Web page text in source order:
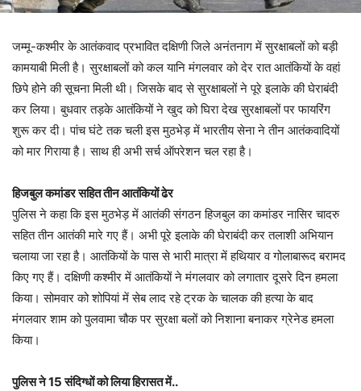
जम्मू-कश्मीर के आतंकवाद प्रभावित दक्षिणी जिले अनंतनाग में सुरक्षाबलों को बड़ी
कामयाबी मिली है। सुरक्षाबलों को कल यानि मंगलवार को देर रात आतंकियों के वहां
छिपे होने की सूचना मिली थी। जिसके बाद से सुरक्षाबलों ने पूरे इलाके की घेराबंदी
कर लिया। बुधवार तड़के आतंकियों ने खुद को घिरा देख सुरक्षाबलों पर फायरिंग
शुरू कर दी। पांच घंटे तक चली इस मुठभेड़ में भारतीय सेना ने तीन आतंकवादियों
को मार गिराया है। साथ ही अभी सर्च ऑपरेशन चल रहा है।
हिजबुल कमांडर सहित तीन आतंकियों ढेर
पुलिस ने कहा कि इस मुठभेड़ में आतंकी संगठन हिजबुल का कमांडर नासिर चादरु
सहित तीन आतंकी मारे गए हैं। अभी पूरे इलाके की घेराबंदी कर तलाशी अभियान
चलाया जा रहा है। आतंकियों के पास से भारी मात्रा में हथियार व गोलाबारूद बरामद
किए गए हैं। दक्षिणी कश्मीर में आतंकियों ने मंगलवार को लगातार दूसरे दिन हमला
किया। सोमवार को शोपियां में सेब लाद रहे ट्रक के चालक की हत्या के बाद
मंगलवार शाम को पुलवामा चौक पर सुरक्षा बलों को निशाना बनाकर ग्रेनेड हमला
किया।
पुलिस ने 15 संदिग्धों को लिया हिरासत में..